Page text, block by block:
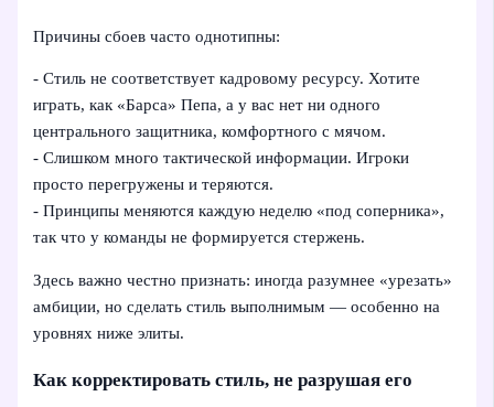
Причины сбоев часто однотипны:
- Стиль не соответствует кадровому ресурсу. Хотите
играть, как «Барса» Пепа, а у вас нет ни одного
центрального защитника, комфортного с мячом.
- Слишком много тактической информации. Игроки
просто перегружены и теряются.
- Принципы меняются каждую неделю «под соперника»,
так что у команды не формируется стержень.
Здесь важно честно признать: иногда разумнее «урезать»
амбиции, но сделать стиль выполнимым — особенно на
уровнях ниже элиты.
Как корректировать стиль, не разрушая его